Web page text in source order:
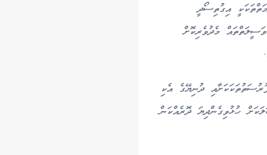
އިގުތިސޯދީ
މެދުވެރިކޮށް
ދުނިޔޭގެ އެކި
ހުޅުވިގެންދިޔަ ދޮރެއްކަން